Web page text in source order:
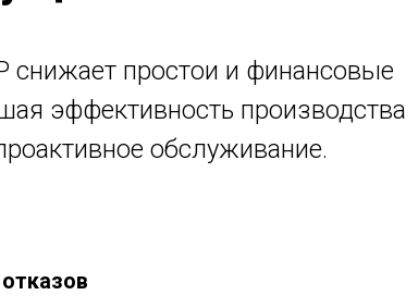
снижает простои и финансовые
эффективность производства
обслуживание.